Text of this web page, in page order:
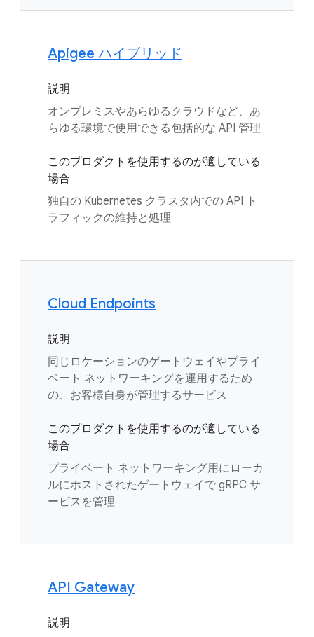
Apigee ハイブリッド
説明
オンプレミスやあらゆるクラウドなど、あ
らゆる環境で使用できる包括的な API 管理
このプロダクトを使用するのが適している
場合
独自の Kubernetes クラスタ内での API ト
ラフィックの維持と処理
Cloud Endpoints
説明
同じロケーションのゲートウェイやプライ
ベート ネットワーキングを運用するため
の、お客様自身が管理するサービス
このプロダクトを使用するのが適している
場合
プライベート ネットワーキング用にローカ
ルにホストされたゲートウェイで gRPC サ
ービスを管理
API Gateway
説明